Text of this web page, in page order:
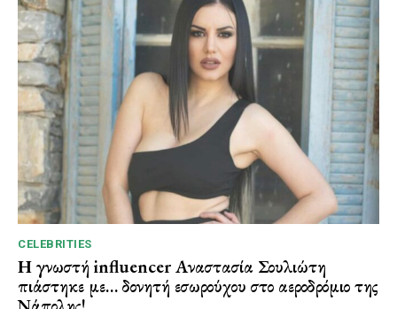
CELEBRITIES
Η γνωστή influencer Αναστασία Σουλιώτη
πιάστηκε με… δονητή εσωρούχου στο αεροδρόμιο της